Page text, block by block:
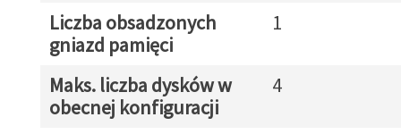
Liczba obsadzonych
gniazd pamięci
1
Maks. liczba dysków w
obecnej konfiguracji
4